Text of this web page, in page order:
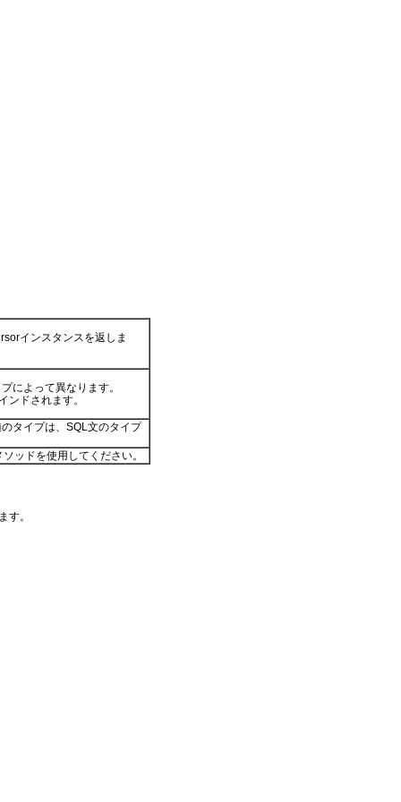
インスタンスを返しま
によって異なります。
ンドされます。
タイプは、SQL文のタイプ
ッドを使用してください。
す。